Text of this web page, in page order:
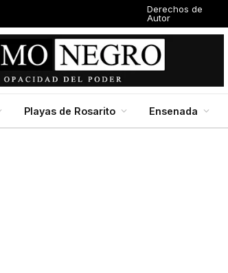
Derechos de Autor
Playas de Rosarito Ensenada